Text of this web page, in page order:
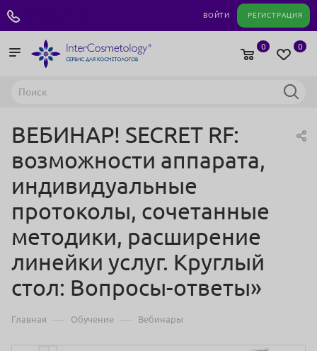
ВОЙТИ РЕГИСТРАЦИЯ
0
0
ВЕБИНАР! SECRET RF:
возможности аппарата,
индивидуальные
протоколы, сочетанные
методики, расширение
линейки услуг. Круглый
стол: Вопросы-ответы»
Главная — Обучение — Вебинары